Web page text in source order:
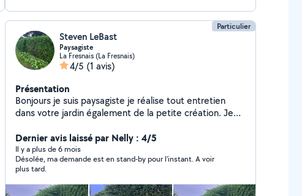
Particulier
Steven LeBast
Paysagiste
La Fresnais (La Fresnais)
4/5 (1 avis)
Présentation
Bonjours je suis paysagiste je réalise tout entretien
dans votre jardin également de la petite création. Je
Dernier avis laissé par Nelly : 4/5
Il y a plus de 6 mois
Désolée, ma demande est en stand-by pour l'instant. A voir
plus tard.